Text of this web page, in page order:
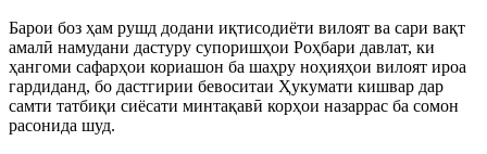
Барои боз ҳам рушд додани иқтисодиёти вилоят ва сари вақт
амалӣ намудани дастуру супоришҳои Роҳбари давлат, ки
ҳангоми сафарҳои кориашон ба шаҳру ноҳияҳои вилоят ироа
гардиданд, бо дастгирии бевоситаи Ҳукумати кишвар дар
самти татбиқи сиёсати минтақавӣ корҳои назаррас ба сомон
расонида шуд.